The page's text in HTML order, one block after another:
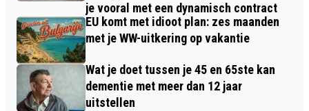
je vooral met een dynamisch contract
EU komt met idioot plan: zes maanden
met je WW-uitkering op vakantie
Wat je doet tussen je 45 en 65ste kan
dementie met meer dan 12 jaar
uitstellen